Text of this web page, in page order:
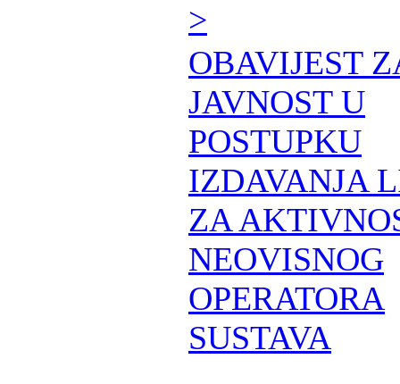
>
OBAVIJEST
JAVNOST U
POSTUPKU
IZDAVANJA
ZA
NEOVISNOG
OPERATORA
SUSTAVA